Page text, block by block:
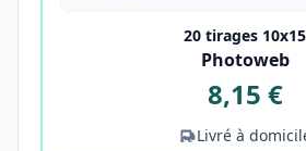
20 tirages 10x15
Photoweb
8,15 €
Livré à